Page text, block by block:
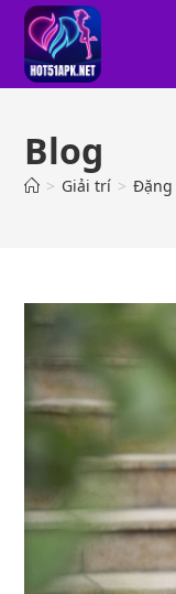
Blog
> Giải trí > Đặng